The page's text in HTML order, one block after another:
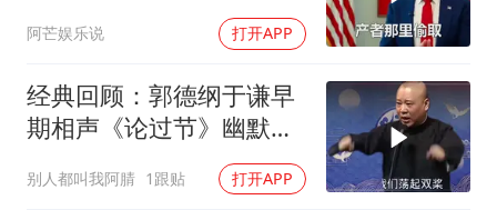
阿芒娱乐说 打开APP
经典回顾：郭德纲于谦早
期相声《论过节》幽默风
别人都叫我阿腈 1跟贴 打开APP